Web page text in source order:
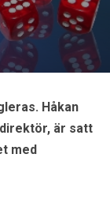
Håkan
är satt
med